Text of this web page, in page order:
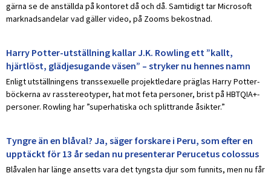
gärna se de anställda på kontoret då och då. Samtidigt tar Microsoft
marknadsandelar vad gäller video, på Zooms bekostnad.
Harry Potter-utställning kallar J.K. Rowling ett ”kallt,
hjärtlöst, glädjesugande väsen” – stryker nu hennes namn
Enligt utställningens transsexuelle projektledare präglas Harry Potter-
böckerna av rasstereotyper, hat mot feta personer, brist på HBTQIA+-
personer. Rowling har ”superhatiska och splittrande åsikter.”
Tyngre än en blåval? Ja, säger forskare i Peru, som efter en
upptäckt för 13 år sedan nu presenterar Perucetus colossus
Blåvalen har länge ansetts vara det tyngsta djur som funnits, men nu får